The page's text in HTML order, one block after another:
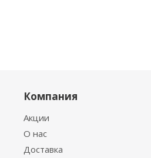
Компания
Акции
О нас
Доставка